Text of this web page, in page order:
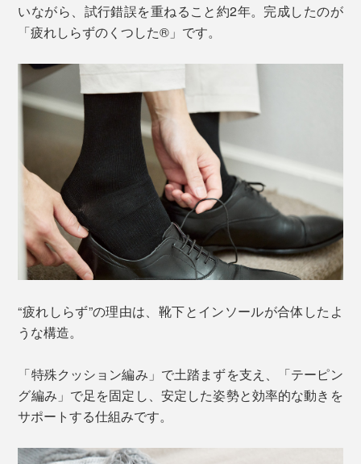
いながら、試行錯誤を重ねること約2年。完成したのが
「疲れしらずのくつした®」です。
“疲れしらず”の理由は、靴下とインソールが合体したよ
うな構造。
「特殊クッション編み」で土踏まずを支え、「テーピン
グ編み」で足を固定し、安定した姿勢と効率的な動きを
サポートする仕組みです。